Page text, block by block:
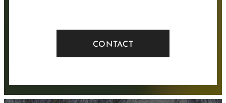
CONTACT